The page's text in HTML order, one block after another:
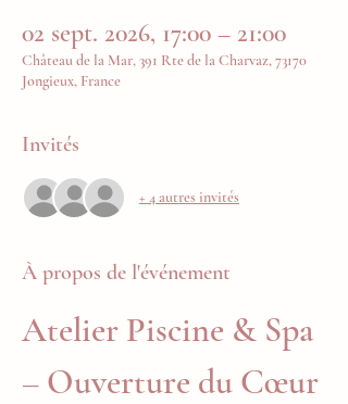
02 sept. 2026, 17:00 – 21:00
Château de la Mar, 391 Rte de la Charvaz, 73170
Jongieux, France
Invités
+ 4 autres invités
À propos de l'événement
Atelier Piscine & Spa
– Ouverture du Cœur